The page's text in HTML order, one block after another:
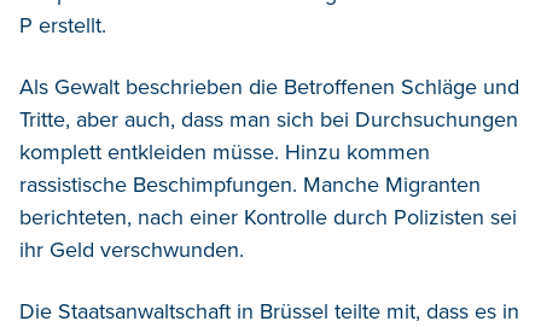
P erstellt.
Als Gewalt beschrieben die Betroffenen Schläge und
Tritte, aber auch, dass man sich bei Durchsuchungen
komplett entkleiden müsse. Hinzu kommen
rassistische Beschimpfungen. Manche Migranten
berichteten, nach einer Kontrolle durch Polizisten sei
ihr Geld verschwunden.
Die Staatsanwaltschaft in Brüssel teilte mit, dass es in